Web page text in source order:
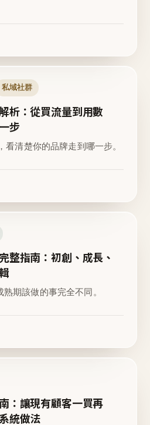
私域社群
析：從買流量到用數
步
看清楚你的品牌走到哪一步。
整指南：初創、成長、
期該做的事完全不同。
：讓現有顧客一買再
統做法